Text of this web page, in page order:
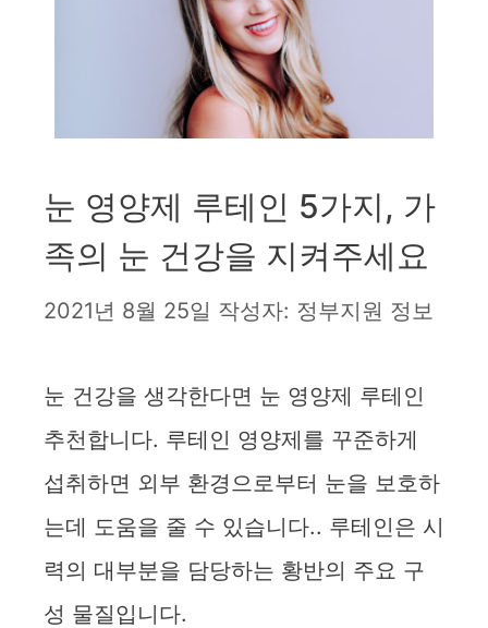
눈 영양제 루테인 5가지, 가
족의 눈 건강을 지켜주세요
2021년 8월 25일 작성자: 정부지원 정보
눈 건강을 생각한다면 눈 영양제 루테인
추천합니다. 루테인 영양제를 꾸준하게
섭취하면 외부 환경으로부터 눈을 보호하
는데 도움을 줄 수 있습니다.. 루테인은 시
력의 대부분을 담당하는 황반의 주요 구
성 물질입니다.